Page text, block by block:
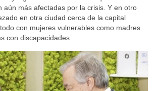
aún más afectadas por la crisis. Y en otro
en otra ciudad cerca de la capital
con mujeres vulnerables como madres
con discapacidades.